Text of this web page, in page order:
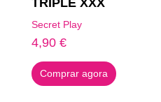
TRIPLE XXX
Secret Play
4,90 €
Comprar agora